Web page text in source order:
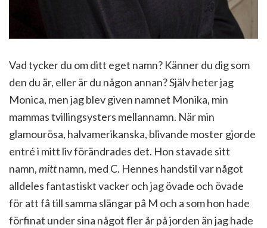
Vad tycker du om ditt eget namn? Känner du dig som
den du är, eller är du någon annan? Själv heter jag
Monica, men jag blev given namnet Monika, min
mammas tvillingsysters mellannamn. När min
glamourösa, halvamerikanska, blivande moster gjorde
entré i mitt liv förändrades det. Hon stavade sitt
namn,mittnamn, med C. Hennes handstil var något
alldeles fantastiskt vacker och jag övade och övade
för att få till samma slängar på M och a som hon hade
förfinat under sina något fler år på jorden än jag hade